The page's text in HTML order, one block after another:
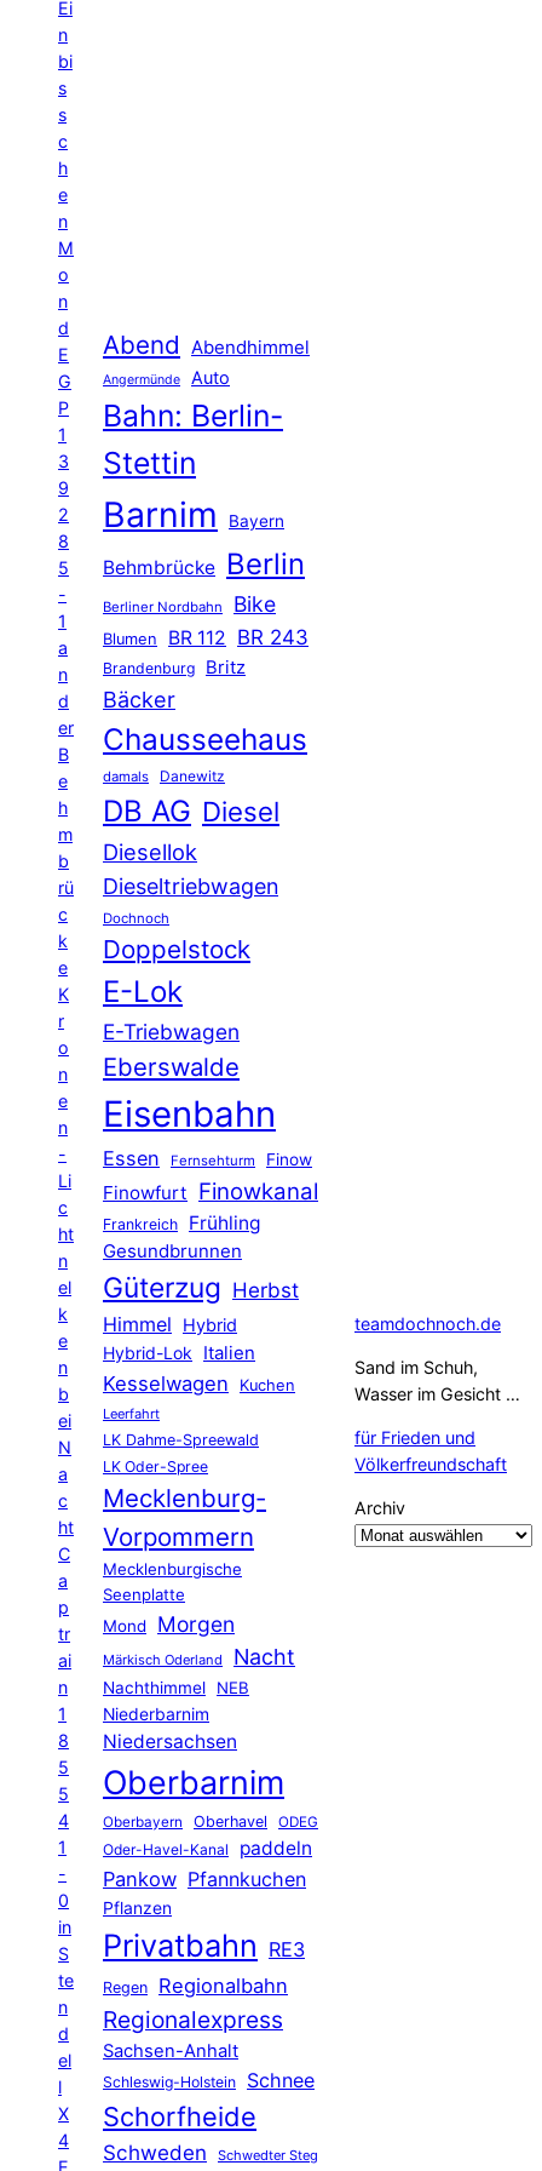
Ei
n
bi
s
s
c
h
e
n
M
o
n
d
E
G
P
1
3
9
2
8
5
-
1
a
n
d
er
B
e
h
m
b
rü
c
k
e
K
r
o
n
e
n
-
Li
c
ht
n
el
k
e
n
b
ei
N
a
c
ht
C
a
p
tr
ai
n
1
8
5
5
4
1
-
0
in
S
te
n
d
el
l
X
4
E
Abend Abendhimmel
Angermünde Auto
Bahn: Berlin-
Stettin
Barnim Bayern
Behmbrücke Berlin
Berliner Nordbahn Bike
Blumen BR 112 BR 243
Brandenburg Britz
Bäcker
Chausseehaus
damals Danewitz
DB AG Diesel
Diesellok
Dieseltriebwagen
Dochnoch
Doppelstock
E-Lok
E-Triebwagen
Eberswalde
Eisenbahn
Essen Fernsehturm Finow
Finowfurt Finowkanal
Frankreich Frühling
Gesundbrunnen
Güterzug Herbst
Himmel
Hybrid
Hybrid-Lok Italien
Kesselwagen Kuchen
Leerfahrt
LK Dahme-Spreewald
LK Oder-Spree
Mecklenburg-
Vorpommern
Mecklenburgische
Seenplatte
Mond
Morgen
Märkisch Oderland Nacht
Nachthimmel
NEB
Niederbarnim
Niedersachsen
Oberbarnim
Oberbayern Oberhavel ODEG
Oder-Havel-Kanal paddeln
Pankow Pfannkuchen
Pflanzen
Privatbahn RE3
Regen Regionalbahn
Regionalexpress
Sachsen-Anhalt
Schleswig-Holstein Schnee
Schorfheide
Schweden Schwedter Steg
teamdochnoch.de
Sand im Schuh,
Wasser im Gesicht …
für Frieden und
Völkerfreundschaft
Archiv